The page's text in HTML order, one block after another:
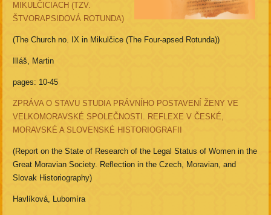
MIKULČICIACH (TZV.
ŠTVORAPSIDOVÁ ROTUNDA)
(The Church no. IX in Mikulčice (The Four-apsed Rotunda))
Illáš, Martin
pages: 10-45
ZPRÁVA O STAVU STUDIA PRÁVNÍHO POSTAVENÍ ŽENY VE
VELKOMORAVSKÉ SPOLEČNOSTI. REFLEXE V ČESKÉ,
MORAVSKÉ A SLOVENSKÉ HISTORIOGRAFII
(Report on the State of Research of the Legal Status of Women in the
Great Moravian Society. Reflection in the Czech, Moravian, and
Slovak Historiography)
Havlíková, Lubomíra